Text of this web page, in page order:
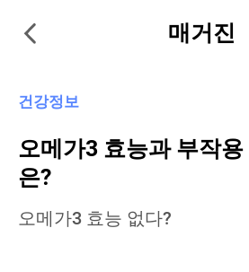
매거진
건강정보
오메가3 효능과 부작용
은?
오메가3 효능 없다?